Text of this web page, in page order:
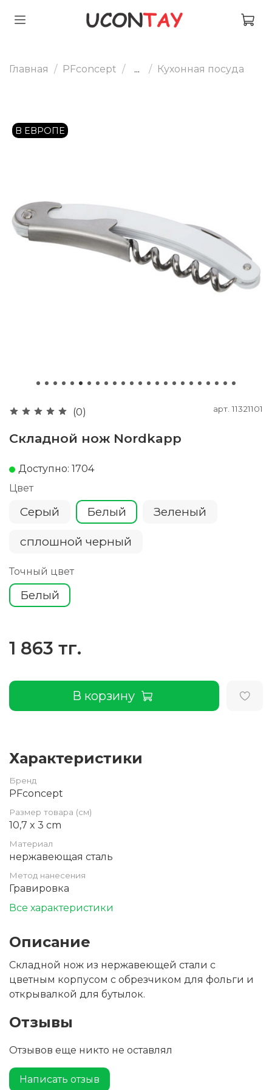
Главная PFconcept ... Кухонная посуда
В ЕВРОПЕ
(0) арт.11321101
Складной нож Nordkapp
Доступно: 1704
Цвет
Серый Белый Зеленый
сплошной черный
Точный цвет
Белый
1 863 тг.
В корзину
Характеристики
Бренд
PFconcept
Размер товара (см)
10,7 x 3 cm
Материал
нержавеющая сталь
Метод нанесения
Гравировка
Все характеристики
Описание
Складной нож из нержавеющей стали с
цветным корпусом с обрезчиком для фольги и
открывалкой для бутылок.
Отзывы
Отзывов еще никто не оставлял
Написать отзыв